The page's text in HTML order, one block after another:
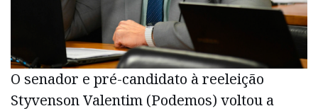
O senador e pré-candidato à reeleição
Styvenson Valentim (Podemos) voltou a